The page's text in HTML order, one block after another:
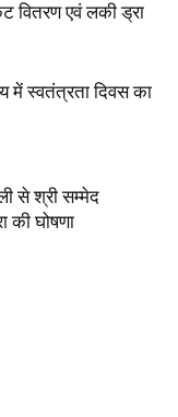
वितरण एवं लकी ड्रा
में स्वतंत्रता दिवस का
से श्री सम्मेद
की घोषणा